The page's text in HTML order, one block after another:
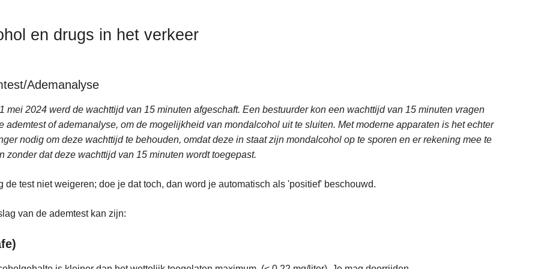
en drugs in het verkeer
Ademanalyse
mei 2024 werd de wachttijd van 15 minuten afgeschaft. Een bestuurder kon een wachttijd van 15 minuten vragen
ademtest of ademanalyse, om de mogelijkheid van mondalcohol uit te sluiten. Met moderne apparaten is het echter
nodig om deze wachttijd te behouden, omdat deze in staat zijn mondalcohol op te sporen en er rekening mee te
zonder dat deze wachttijd van 15 minuten wordt toegepast.
de test niet weigeren; doe je dat toch, dan word je automatisch als 'positief' beschouwd.
van de ademtest kan zijn: